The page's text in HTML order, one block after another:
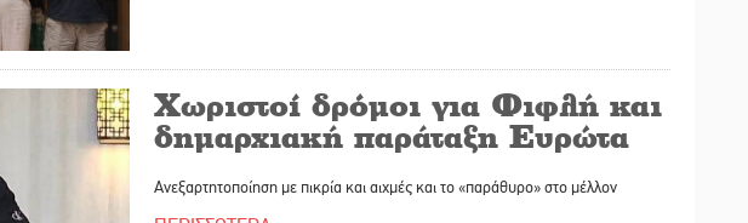
Χωριστοί δρόμοι για Φιφλή και
δημαρχιακή παράταξη Ευρώτα
Ανεξαρτητοποίηση με πικρία και αιχμές και το «παράθυρο» στο μέλλον